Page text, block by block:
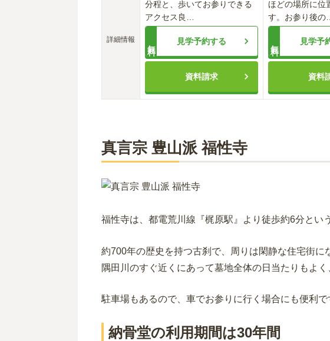
詳細情報
分程と、歩いてお参りできる
アクセス良 …
見学予約する
資料請求
ほどの場所に位
す。お参り後の
見学予
資料
真言宗 豊山派 福性寺
福性寺は、都電荒川線『梶原駅』より徒歩約6分とい
約700年の歴史を持つ古刹で、周りは閑静な住宅街に
隅田川のすぐ近くにあって墓地全体の日当たりもよ
駐車場もあるので、車でお参りに行く場合にも便利で
納骨堂の利用期間は30年間